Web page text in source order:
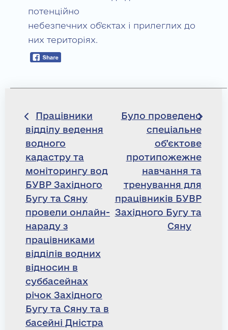
потенційно
небезпечних об’єктах і прилеглих до
них територіях.
Навігація
записів
Працівники
відділу ведення
водного
кадастру та
моніторингу вод
БУВР Західного
Бугу та Сяну
провели онлайн-
нараду з
працівниками
відділів водних
відносин в
суббасейнах
річок Західного
Бугу та Сяну та в
басейні Дністра
Було проведено
спеціальне
об’єктове
протипожежне
навчання та
тренування для
працівників БУВР
Західного Бугу та
Сяну